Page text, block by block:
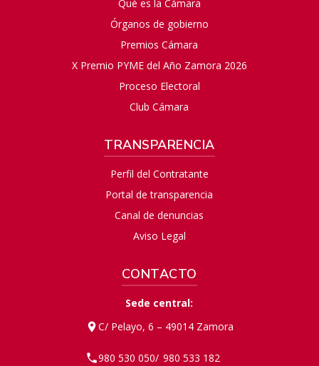
Qué es la Cámara
Órganos de gobierno
Premios Cámara
X Premio PYME del Año Zamora 2026
Proceso Electoral
Club Cámara
TRANSPARENCIA
Perfil del Contratante
Portal de transparencia
Canal de denuncias
Aviso Legal
CONTACTO
Sede central:
C/ Pelayo, 6 – 49014 Zamora
980 530 050/ 980 533 182